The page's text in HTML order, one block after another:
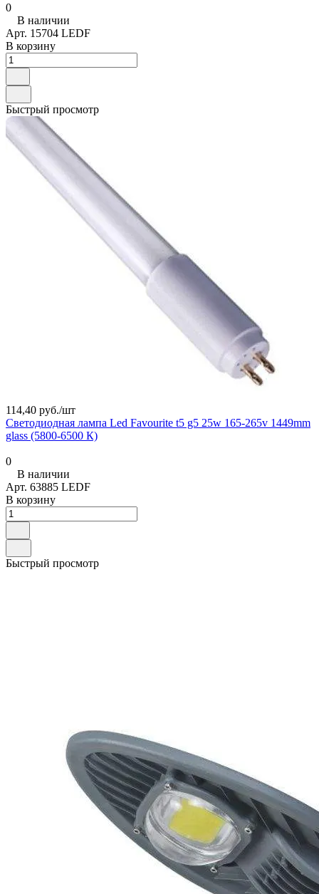
0
В наличии
Арт. 15704 LEDF
В корзину
Быстрый просмотр
114,40 руб./шт
Светодиодная лампа Led Favourite t5 g5 25w 165-265v 1449mm
glass (5800-6500 К)
0
В наличии
Арт. 63885 LEDF
В корзину
Быстрый просмотр